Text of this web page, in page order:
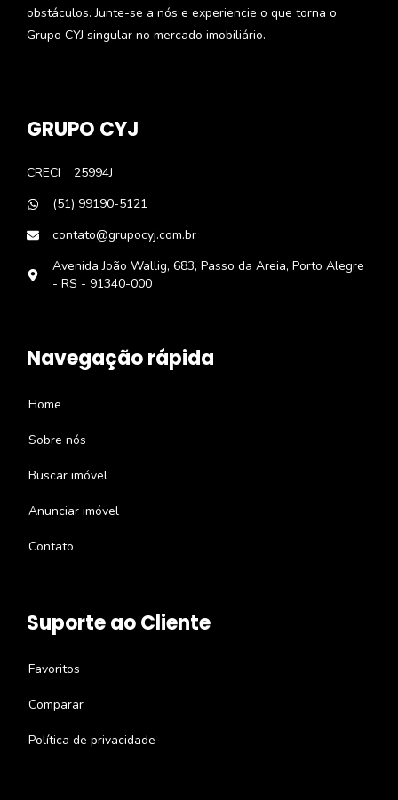
obstáculos. Junte-se a nós e experiencie o que torna o
Grupo CYJ singular no mercado imobiliário.
GRUPO CYJ
CRECI
25994J
(51) 99190-5121
contato@grupocyj.com.br
Avenida João Wallig, 683, Passo da Areia, Porto Alegre
- RS - 91340-000
Navegação rápida
Home
Sobre nós
Buscar imóvel
Anunciar imóvel
Contato
Suporte ao Cliente
Favoritos
Comparar
Política de privacidade